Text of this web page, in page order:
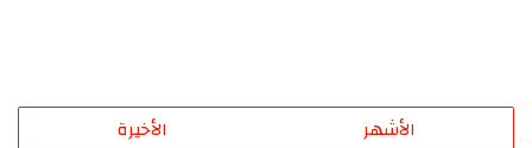
الأشهر الأخيرة